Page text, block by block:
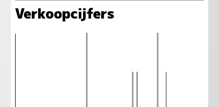
Verkoopcijfers
4
33
4